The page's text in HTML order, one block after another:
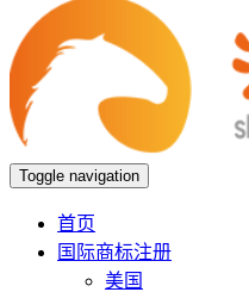
Toggle navigation
首页
国际商标注册
美国